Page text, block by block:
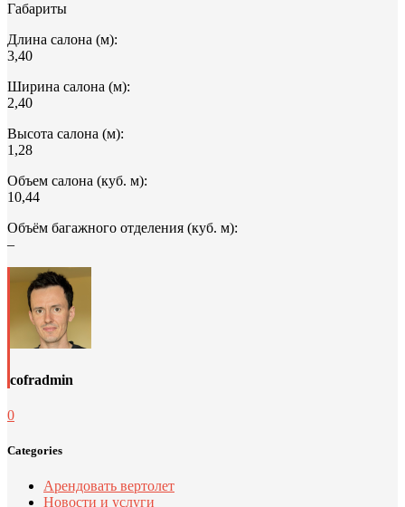
Габариты
Длина салона (м):
3,40
Ширина салона (м):
2,40
Высота салона (м):
1,28
Объем салона (куб. м):
10,44
Объём багажного отделения (куб. м):
–
cofradmin
0
Categories
Арендовать вертолет
Новости и услуги